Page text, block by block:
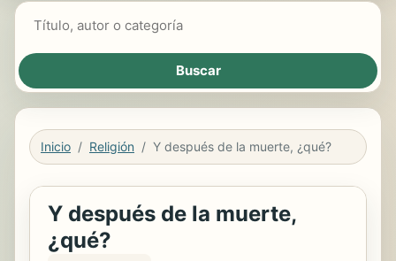
Inicio Religión Y después de la muerte, ¿qué?
Y después de la muerte,
¿qué?